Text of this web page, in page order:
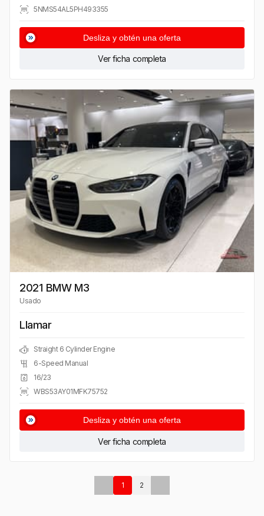
5NMS54AL5PH493355
Desliza y obtén una oferta
Ver ficha completa
2021 BMW M3
Usado
Llamar
Straight 6 Cylinder Engine
6-Speed Manual
16/23
WBS53AY01MFK75752
Desliza y obtén una oferta
Ver ficha completa
1 2